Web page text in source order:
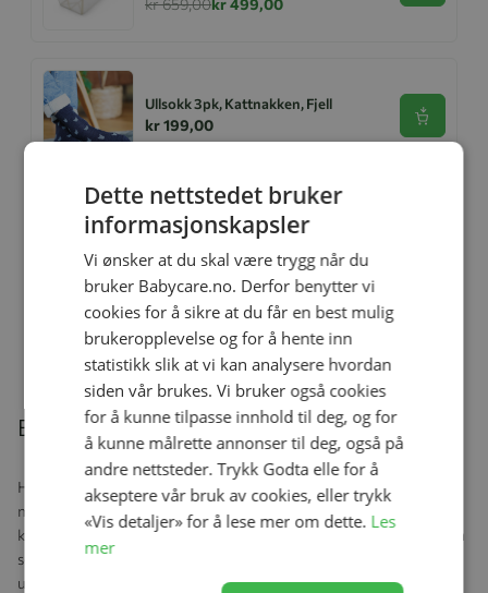
kr 659,00kr 499,00
Ullsokk 3pk, Kattnakken, Fjell
kr 199,00 Se
Helledussen Ullbody, Teddy
kr 279,00kr 167,40
Beskrivelse
Her får du både jakke og bukse i samme slitesterke PU-kvalitet
med børstet innside for ekstra komfort. Den myke fleeceforede
kragen gir en behagelig følelse, mens vannstoppere i ermer og ben
sørger for at vannet holder seg ute. Slitesterke gummistropper
under føttene, reflekser på både jakke og bukse, og lekne detaljer
Relaterte produkter
Dette nettstedet bruker
informasjonskapsler
Vi ønsker at du skal være trygg når du
bruker Babycare.no. Derfor benytter vi
cookies for å sikre at du får en best mulig
brukeropplevelse og for å hente inn
statistikk slik at vi kan analysere hvordan
siden vår brukes. Vi bruker også cookies
for å kunne tilpasse innhold til deg, og for
å kunne målrette annonser til deg, også på
andre nettsteder. Trykk Godta elle for å
akseptere vår bruk av cookies, eller trykk
«Vis detaljer» for å lese mer om dette. Les
mer